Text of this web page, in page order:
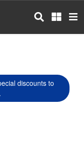
discounts to